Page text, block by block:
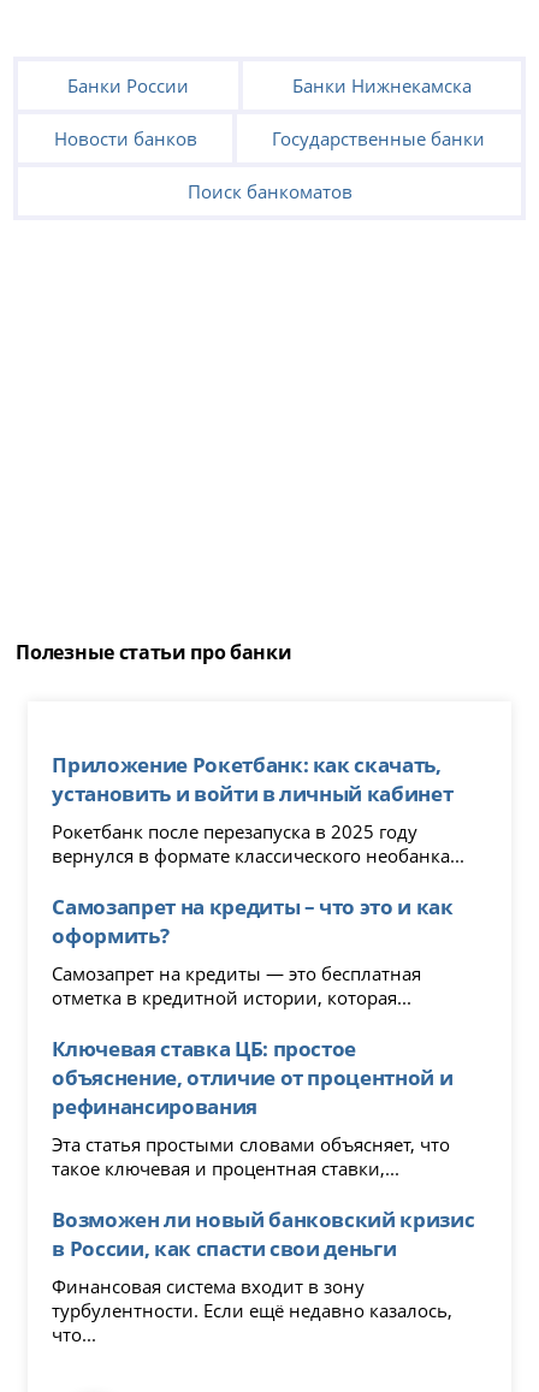
Банки России Банки Нижнекамска
Новости банков Государственные банки
Поиск банкоматов
Полезные статьи про банки
Приложение Рокетбанк: как скачать,
установить и войти в личный кабинет
Рокетбанк после перезапуска в 2025 году
вернулся в формате классического необанка...
Самозапрет на кредиты – что это и как
оформить?
Самозапрет на кредиты — это бесплатная
отметка в кредитной истории, которая...
Ключевая ставка ЦБ: простое
объяснение, отличие от процентной и
рефинансирования
Эта статья простыми словами объясняет, что
такое ключевая и процентная ставки,...
Возможен ли новый банковский кризис
в России, как спасти свои деньги
Финансовая система входит в зону
турбулентности. Если ещё недавно казалось,
что...